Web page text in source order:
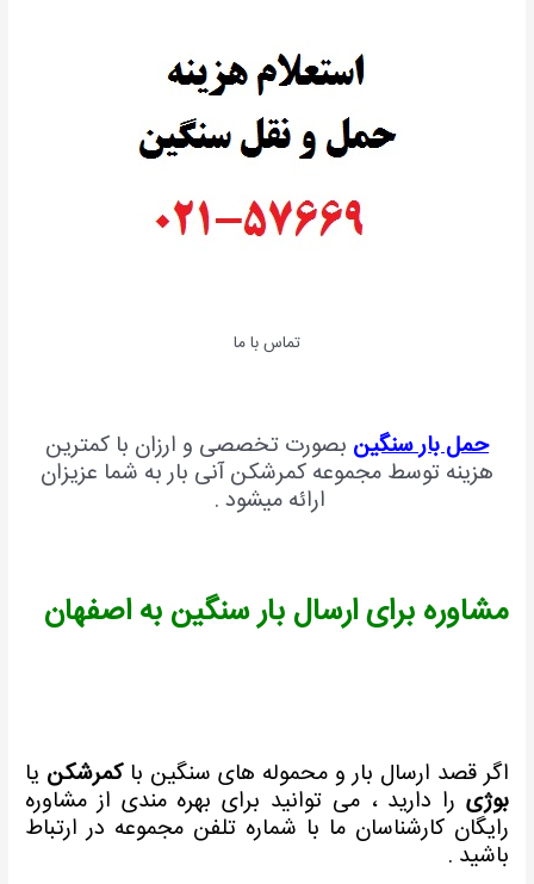
تماس با ما
حمل بار سنگین بصورت تخصصی و ارزان با کمترین
هزینه توسط مجموعه کمرشکن آنی بار به شما عزیزان
ارائه میشود .
مشاوره برای ارسال بار سنگین به اصفهان
اگر قصد ارسال بار و محموله های سنگین باکمرشکن یا
بوژی را دارید ، می توانید برای بهره مندی از مشاوره
رایگان کارشناسان ما با شماره تلفن مجموعه در ارتباط
باشید .